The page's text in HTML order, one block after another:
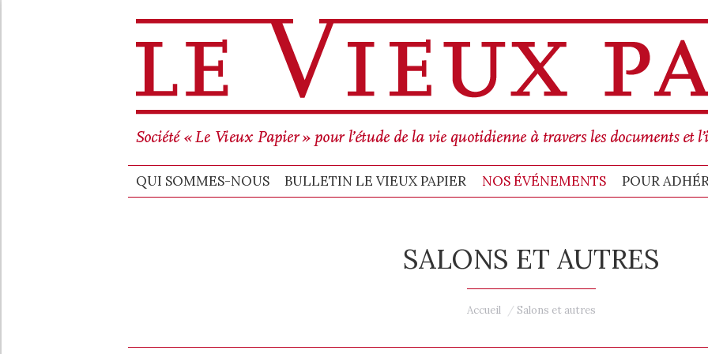
QUI SOMMES-NOUS BULLETIN LE VIEUX PAPIER NOS ÉVÉNEMENTS POUR
SALONS ET AUTRES
Vous êtes ici :
Accueil Salons et autres
QUI SOMMES-NOUS BULLETIN LE VIEUX PAPIER
POUR ADHÉRER, C’EST ICI !